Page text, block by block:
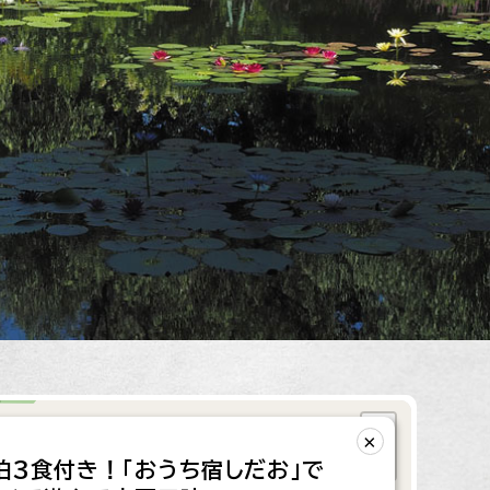
×
3食付き！「おうち宿しだお」で
+
−